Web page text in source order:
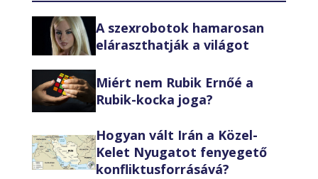
A szexrobotok hamarosan
eláraszthatják a világot
Miért nem Rubik Ernőé a
Rubik-kocka joga?
Hogyan vált Irán a Közel-
Kelet Nyugatot fenyegető
konfliktusforrásává?